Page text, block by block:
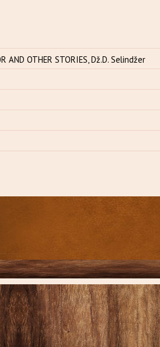
AND OTHER STORIES, Dž.D. Selindžer